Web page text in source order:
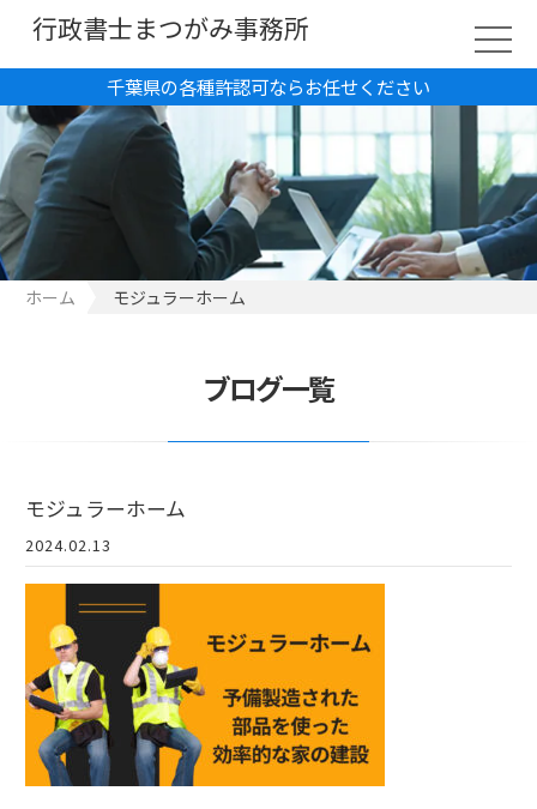
千葉県の各種許認可ならお任せください
行政書士まつがみ事務所
ホーム モジュラーホーム
ブログ一覧
モジュラーホーム
2024.02.13